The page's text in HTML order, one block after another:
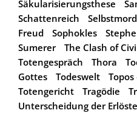
Säkularisierungsthese
Schattenreich
Freud
Sophokles
Sumerer
The Clash of
Totengespräch
Thora
Gottes
Todeswelt
Totengericht
Tragödie
Unterscheidung der